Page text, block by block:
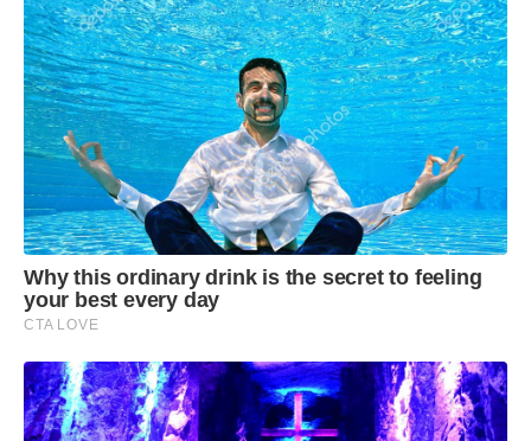
Why this ordinary drink is the secret to feeling
your best every day
CTA LOVE